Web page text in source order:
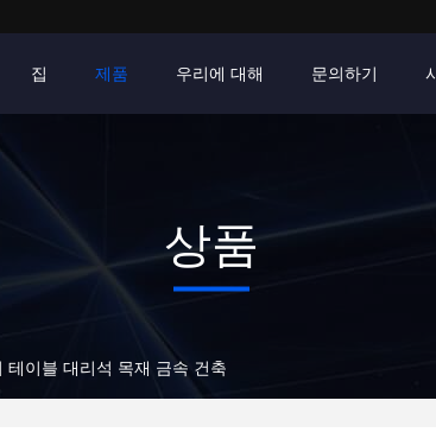
집 제품 우리에 대해 문의하기
상품
테이블 대리석 목재 금속 건축